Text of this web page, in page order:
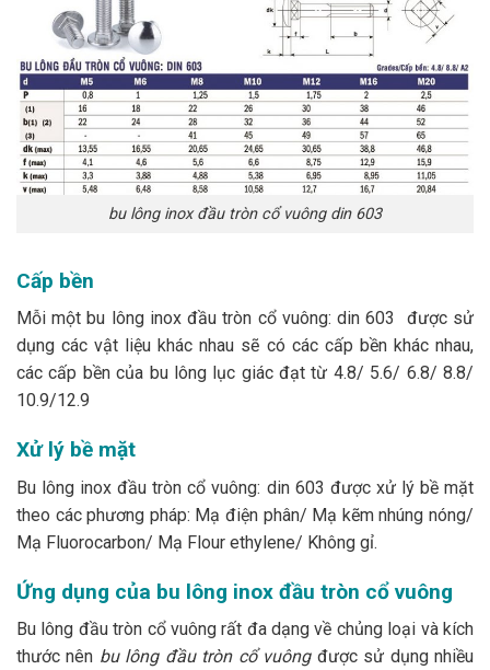
bu lông inox đầu tròn cổ vuông din 603
Cấp bền
Mỗi một bu lông inox đầu tròn cổ vuông: din 603 được sử
dụng các vật liệu khác nhau sẽ có các cấp bền khác nhau,
các cấp bền của bu lông lục giác đạt từ 4.8/ 5.6/ 6.8/ 8.8/
10.9/12.9
Xử lý bề mặt
Bu lông inox đầu tròn cổ vuông: din 603 được xử lý bề mặt
theo các phương pháp: Mạ điện phân/ Mạ kẽm nhúng nóng/
Mạ Fluorocarbon/ Mạ Flour ethylene/ Không gỉ.
Ứng dụng của bu lông inox đầu tròn cổ vuông
Bu lông đầu tròn cổ vuông rất đa dạng về chủng loại và kích
thước nên bu lông đầu tròn cổ vuôngđược sử dụng nhiều